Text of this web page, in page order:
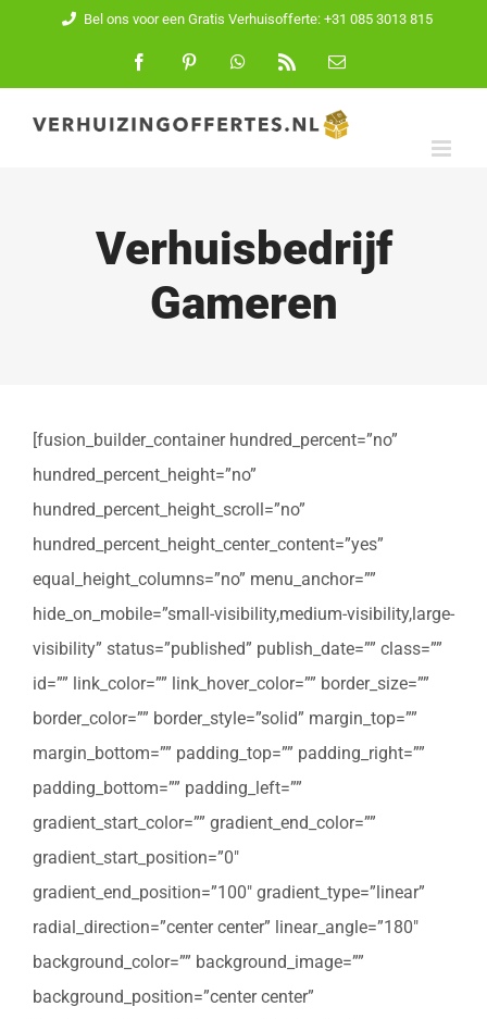
inhoud
Bel ons voor een Gratis Verhuisofferte: +31 085 3013 815
FacebookPinterest WhatsApp
E-
Verhuisbedrijf
Gameren
[fusion_builder_container hundred_percent=”no”
hundred_percent_height=”no”
hundred_percent_height_scroll=”no”
hundred_percent_height_center_content=”yes”
equal_height_columns=”no” menu_anchor=””
hide_on_mobile=”small-visibility,medium-visibility,large-
visibility” status=”published” publish_date=”” class=””
id=”” link_color=”” link_hover_color=”” border_size=””
border_color=”” border_style=”solid” margin_top=””
margin_bottom=”” padding_top=”” padding_right=””
padding_bottom=”” padding_left=””
gradient_start_color=”” gradient_end_color=””
gradient_start_position=”0″
gradient_end_position=”100″ gradient_type=”linear”
radial_direction=”center center” linear_angle=”180″
background_color=”” background_image=””
background_position=”center center”